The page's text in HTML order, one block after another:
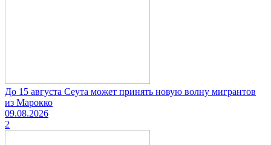
До 15 августа Сеута может принять новую волну мигрантов
из Марокко
09.08.2026
2